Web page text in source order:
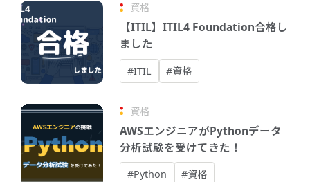
資格
【ITIL】ITIL4 Foundation合格し
ました
#ITIL #資格
資格
AWSエンジニアがPythonデータ
分析試験を受けてきた！
#Python #資格